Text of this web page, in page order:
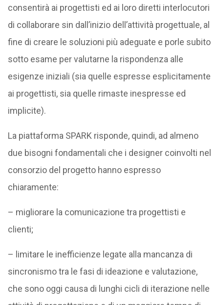
consentirà ai progettisti ed ai loro diretti interlocutori
di collaborare sin dall’inizio dell’attività progettuale, al
fine di creare le soluzioni più adeguate e porle subito
sotto esame per valutarne la rispondenza alle
esigenze iniziali (sia quelle espresse esplicitamente
ai progettisti, sia quelle rimaste inespresse ed
implicite).
La piattaforma SPARK risponde, quindi, ad almeno
due bisogni fondamentali che i designer coinvolti nel
consorzio del progetto hanno espresso
chiaramente:
– migliorare la comunicazione tra progettisti e
clienti;
– limitare le inefficienze legate alla mancanza di
sincronismo tra le fasi di ideazione e valutazione,
che sono oggi causa di lunghi cicli di iterazione nelle